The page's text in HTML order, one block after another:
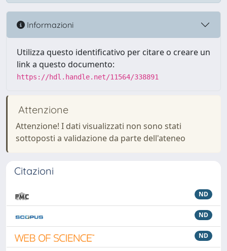
Informazioni
Utilizza questo identificativo per citare o creare un
link a questo documento:
https://hdl.handle.net/11564/338891
Attenzione
Attenzione! I dati visualizzati non sono stati
sottoposti a validazione da parte dell'ateneo
Citazioni
ND
ND
ND